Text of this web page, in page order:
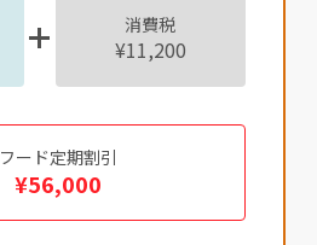
消費税
¥11,200
フード定期割引
¥56,000